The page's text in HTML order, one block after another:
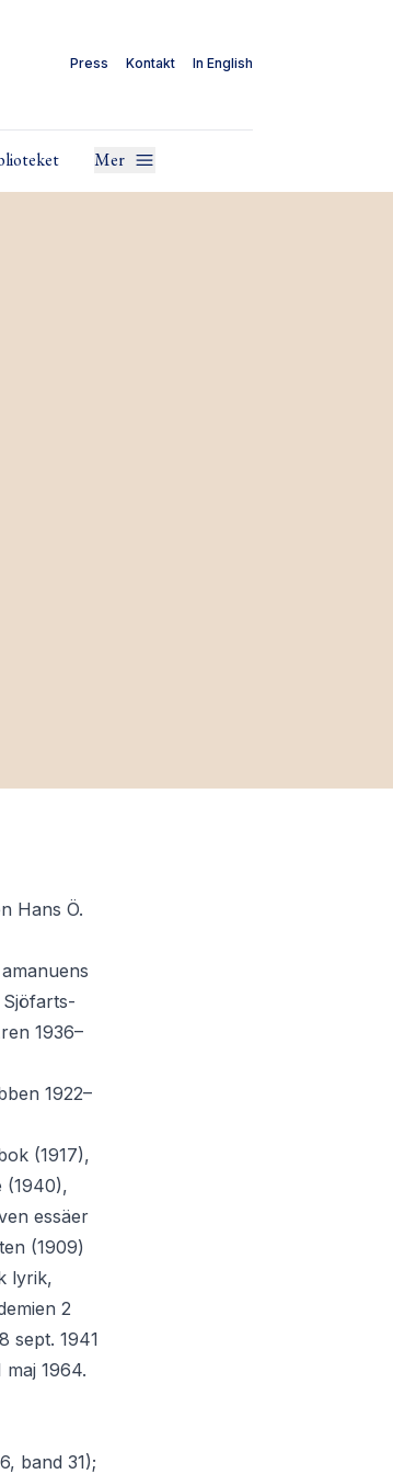
Press Kontakt In English
Mer
Hans Ö.
1936–
1922–
(1917),
(1940),
essäer
(1909)
lyrik,
2
sept. 1941
1964.
band 31);